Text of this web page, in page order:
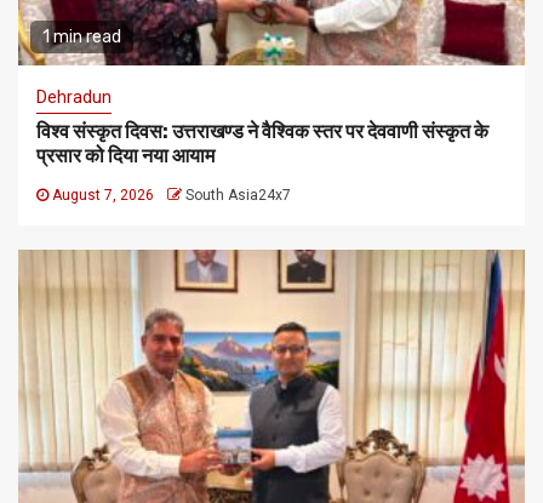
1 min read
Dehradun
विश्व संस्कृत दिवस: उत्तराखण्ड ने वैश्विक स्तर पर देववाणी संस्कृत के
प्रसार को दिया नया आयाम
August 7, 2026 South Asia24x7